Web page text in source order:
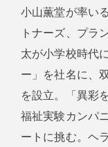
小山薫堂が率い
トナーズ、プラ
太が小学校時代
ー」を社名に、
を設立。「異彩
福祉実験カンパ
ートに挑む。ヘ